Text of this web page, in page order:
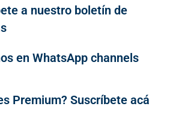
a nuestro boletín de
en WhatsApp channels
Premium? Suscríbete acá